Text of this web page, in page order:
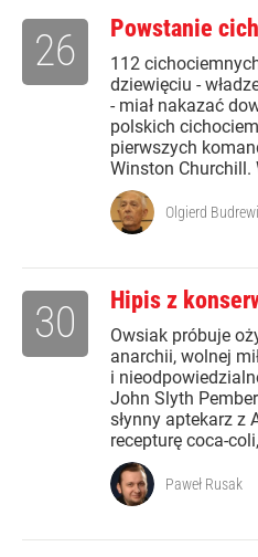
Powstanie
112
dziewięciu -
- miał nakazać
polskich
pierwszych
Winston Churchill.
26
Olgierd
Hipis z
Owsiak próbuje
anarchii, wolnej
i
John Slyth
słynny aptekarz z
recepturę coca-
30
Paweł Rusak